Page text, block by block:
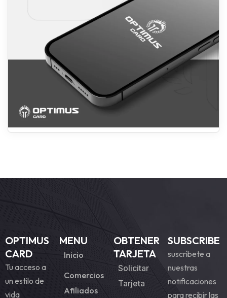
OPTIMUS
CARD
Tu acceso a
un estilo de
vida
MENU
Inicio
Comercios
Afiliados
OBTENER
TARJETA
Solicitar
Tarjeta
SUBSCRIBE
suscríbete a
nuestras
notificaciones
para recibir las